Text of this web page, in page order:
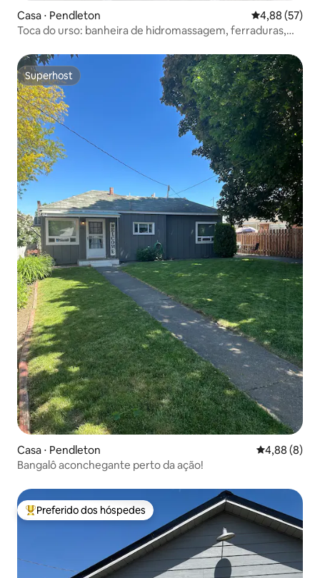
Casa ⋅ Pendleton 4,88 de uma
4,88 (57)
Toca do urso: banheira de hidromassagem, ferraduras,
Superhost
Superhost
Casa ⋅ Pendleton 4,88 de uma
4,88 (8)
Bangalô aconchegante perto da ação!
Entre os melhores preferidos dos hóspedes
Preferido dos hóspedes